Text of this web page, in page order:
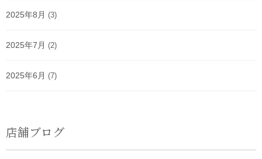
2025年8月 (3)
2025年7月 (2)
2025年6月 (7)
店舗ブログ